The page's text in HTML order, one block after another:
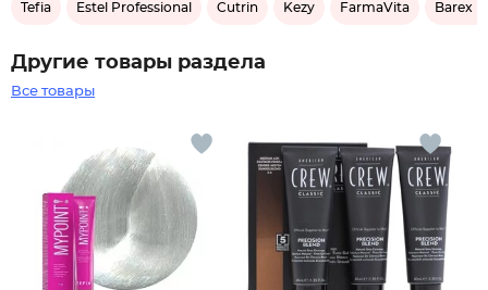
Tefia Estel Professional Cutrin Kezy FarmaVita Barex
Другие товары раздела
Все товары